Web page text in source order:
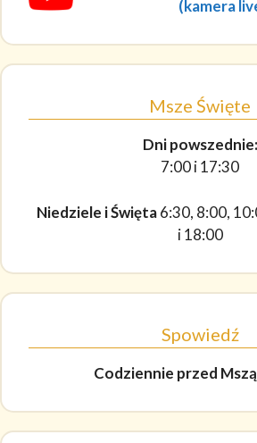
(kamera
Msze Święte
Dni powszednie:
7:00 i 17:30
Niedziele i Święta6:30, 8:00,
i 18:00
Spowiedź
Codziennie przed